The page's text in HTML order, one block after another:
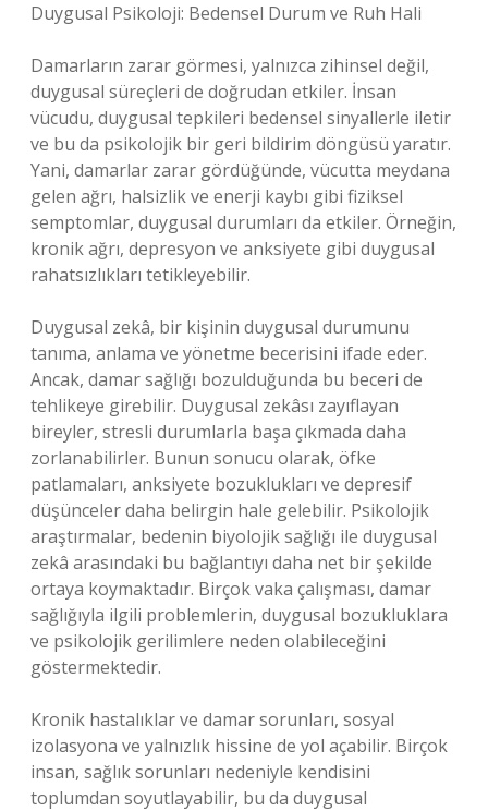
Duygusal Psikoloji: Bedensel Durum ve Ruh Hali
Damarların zarar görmesi, yalnızca zihinsel değil,
duygusal süreçleri de doğrudan etkiler. İnsan
vücudu, duygusal tepkileri bedensel sinyallerle iletir
ve bu da psikolojik bir geri bildirim döngüsü yaratır.
Yani, damarlar zarar gördüğünde, vücutta meydana
gelen ağrı, halsizlik ve enerji kaybı gibi fiziksel
semptomlar, duygusal durumları da etkiler. Örneğin,
kronik ağrı, depresyon ve anksiyete gibi duygusal
rahatsızlıkları tetikleyebilir.
Duygusal zekâ, bir kişinin duygusal durumunu
tanıma, anlama ve yönetme becerisini ifade eder.
Ancak, damar sağlığı bozulduğunda bu beceri de
tehlikeye girebilir. Duygusal zekâsı zayıflayan
bireyler, stresli durumlarla başa çıkmada daha
zorlanabilirler. Bunun sonucu olarak, öfke
patlamaları, anksiyete bozuklukları ve depresif
düşünceler daha belirgin hale gelebilir. Psikolojik
araştırmalar, bedenin biyolojik sağlığı ile duygusal
zekâ arasındaki bu bağlantıyı daha net bir şekilde
ortaya koymaktadır. Birçok vaka çalışması, damar
sağlığıyla ilgili problemlerin, duygusal bozukluklara
ve psikolojik gerilimlere neden olabileceğini
göstermektedir.
Kronik hastalıklar ve damar sorunları, sosyal
izolasyona ve yalnızlık hissine de yol açabilir. Birçok
insan, sağlık sorunları nedeniyle kendisini
toplumdan soyutlayabilir, bu da duygusal